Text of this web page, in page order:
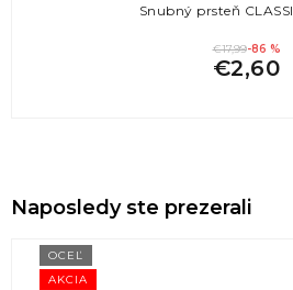
€17,99-86 %
€2,60
Naposledy ste prezerali
AKCIA
OCEĽ